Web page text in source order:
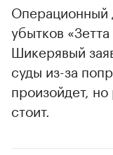
Операционный
убытков
Шикерявый
суды из-за
произойдет,
стоит.